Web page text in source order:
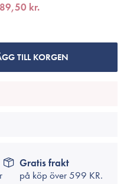
kr.
TILL KORGEN
Gratis frakt
på köp över599 KR.